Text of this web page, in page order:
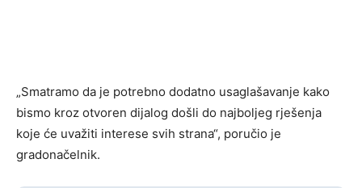
„Smatramo da je potrebno dodatno usaglašavanje kako
bismo kroz otvoren dijalog došli do najboljeg rješenja
koje će uvažiti interese svih strana“, poručio je
gradonačelnik.